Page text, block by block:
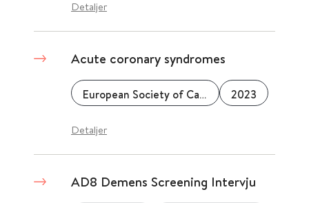
Detaljer
Acute coronary syndromes
European Society of Cardiology 2023
Detaljer
AD8 Demens Screening Intervju